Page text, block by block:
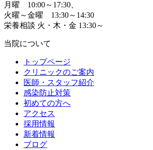
月曜 10:00～17:30、
火曜～金曜 13:30～14:30
栄養相談 火・木・金 13:30～
当院について
トップページ
クリニックのご案内
医師・スタッフ紹介
感染防止対策
初めての方へ
アクセス
採用情報
新着情報
ブログ